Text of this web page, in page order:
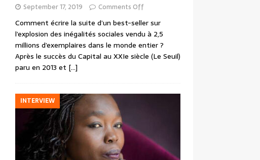
September 17, 2019 Comments Off
Comment écrire la suite d’un best-seller sur
l’explosion des inégalités sociales vendu à 2,5
millions d’exemplaires dans le monde entier ?
Après le succès du Capital au XXIe siècle (Le Seuil)
paru en 2013 et […]
INTERVIEW